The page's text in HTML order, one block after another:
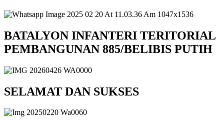
BATALYON INFANTERI TERITORIAL
PEMBANGUNAN 885/BELIBIS PUTIH
SELAMAT DAN SUKSES